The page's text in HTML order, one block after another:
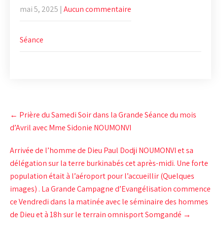
mai 5, 2025 | Aucun commentaire
Séance
Post
navigation
← Prière du Samedi Soir dans la Grande Séance du mois
d’Avril avec Mme Sidonie NOUMONVI
Arrivée de l’homme de Dieu Paul Dodji NOUMONVI et sa
délégation sur la terre burkinabés cet après-midi. Une forte
population était à l’aéroport pour l’accueillir (Quelques
images) . La Grande Campagne d’Evangélisation commence
ce Vendredi dans la matinée avec le séminaire des hommes
de Dieu et à 18h sur le terrain omnisport Somgandé →